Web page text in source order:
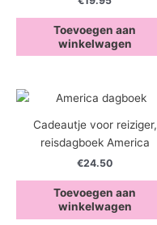
Toevoegen aan
winkelwagen
Cadeautje voor reiziger,
reisdagboek America
€24.50
Toevoegen aan
winkelwagen